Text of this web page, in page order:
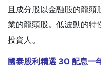
且成分股以金融股的龍
業的龍頭股。低波動的特
投資人。
國泰股利精選 30 配息一